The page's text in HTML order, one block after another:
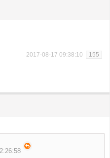
2017-08-17 09:38:10 155